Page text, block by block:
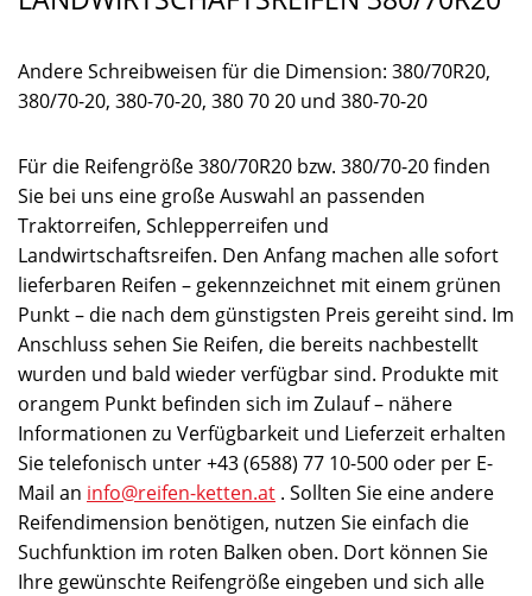
Andere Schreibweisen für die Dimension: 380/70R20,
380/70-20, 380-70-20, 380 70 20 und 380-70-20
Für die Reifengröße 380/70R20 bzw. 380/70-20 finden
Sie bei uns eine große Auswahl an passenden
Traktorreifen, Schlepperreifen und
Landwirtschaftsreifen. Den Anfang machen alle sofort
lieferbaren Reifen – gekennzeichnet mit einem grünen
Punkt – die nach dem günstigsten Preis gereiht sind. Im
Anschluss sehen Sie Reifen, die bereits nachbestellt
wurden und bald wieder verfügbar sind. Produkte mit
orangem Punkt befinden sich im Zulauf – nähere
Informationen zu Verfügbarkeit und Lieferzeit erhalten
Sie telefonisch unter +43 (6588) 77 10-500 oder per E-
Mail an info@reifen-ketten.at . Sollten Sie eine andere
Reifendimension benötigen, nutzen Sie einfach die
Suchfunktion im roten Balken oben. Dort können Sie
Ihre gewünschte Reifengröße eingeben und sich alle